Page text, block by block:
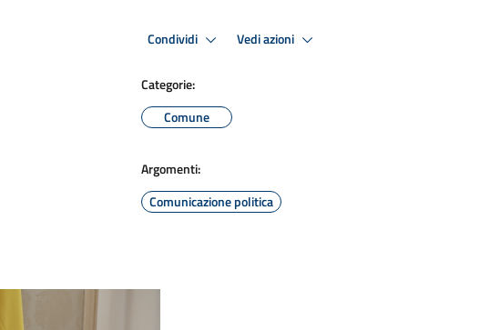
Condividi Vedi azioni
Categorie:
Comune
Argomenti:
Comunicazione politica